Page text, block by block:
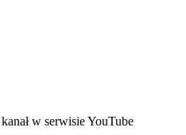
nowej karciew serwisie YouTube